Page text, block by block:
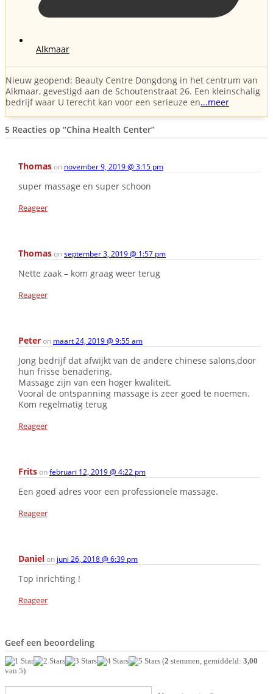
Alkmaar
Nieuw geopend: Beauty Centre Dongdong in het centrum van
Alkmaar, gevestigd aan de Schoutenstraat 26. Een kleinschalig
bedrijf waar U terecht kan voor een serieuze en...meer
5 Reacties op “China Health Center”
Thomason november 9, 2019 @ 3:15 pm
super massage en super schoon
Reageer
Thomasonseptember 3, 2019 @ 1:57 pm
Nette zaak – kom graag weer terug
Reageer
Peteron maart 24, 2019 @ 9:55 am
Jong bedrijf dat afwijkt van de andere chinese salons,door
hun frisse benadering.
Massage zijn van een hoger kwaliteit.
Vooral de ontspanning massage is zeer goed te noemen.
Kom regelmatig terug
Reageer
Fritsonfebruari 12, 2019 @ 4:22 pm
Een goed adres voor een professionele massage.
Reageer
Danielon juni 26, 2018 @ 6:39 pm
Top inrichting !
Reageer
Geef een beoordeling
(2 stemmen, gemiddeld: 3,00
van 5)